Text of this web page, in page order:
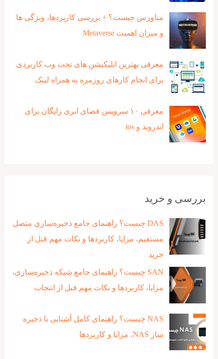
متاورس چیست؟ + بررسی کاربردها، ویژگی ها
و میزان اهمیت Metaverse
معرفی بهترین اپلیکیشن های تحت وب کاربردی
برای انجام کارهای روزمره به همراه لینک
معرفی ۱۰ سرویس فضای ابری رایگان برای
اندروید و ios
بررسی و خرید
DAS چیست؟ راهنمای جامع ذخیره‌سازی متصل
مستقیم، مزایا، کاربردها و نکات مهم قبل از
خرید
SAN چیست؟ راهنمای جامع شبکه ذخیره‌سازی،
مزایا، کاربردها و نکات مهم قبل از انتخاب
NAS چیست؟ راهنمای کامل آشنایی با ذخیره‌
ساز NAS، مزایا و کاربردها